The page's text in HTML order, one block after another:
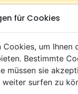
Auf der Webseite
Das Haus der
für Cookies
Cookies, um Ihnen
Bestimmte
müssen sie
weiter surfen zu